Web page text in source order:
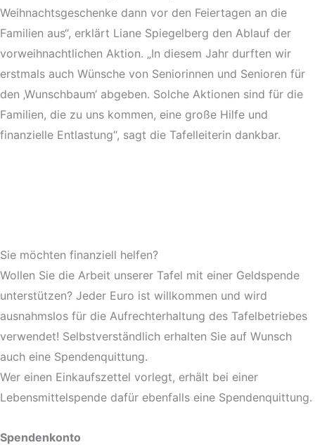
Weihnachtsgeschenke dann vor den Feiertagen an die
Familien aus“, erklärt Liane Spiegelberg den Ablauf der
vorweihnachtlichen Aktion. „In diesem Jahr durften wir
erstmals auch Wünsche von Seniorinnen und Senioren für
den ‚Wunschbaum‘ abgeben. Solche Aktionen sind für die
Familien, die zu uns kommen, eine große Hilfe und
finanzielle Entlastung“, sagt die Tafelleiterin dankbar.
Sie möchten finanziell helfen?
Wollen Sie die Arbeit unserer Tafel mit einer Geldspende
unterstützen? Jeder Euro ist willkommen und wird
ausnahmslos für die Aufrechterhaltung des Tafelbetriebes
verwendet! Selbstverständlich erhalten Sie auf Wunsch
auch eine Spendenquittung.
Wer einen Einkaufszettel vorlegt, erhält bei einer
Lebensmittelspende dafür ebenfalls eine Spendenquittung.
Spendenkonto